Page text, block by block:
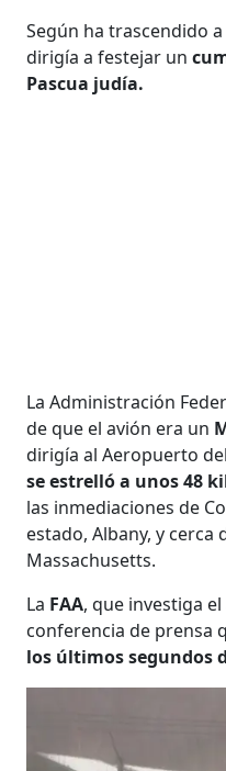
Según ha trascendido
dirigía a festejar un
Pascua judía.
La Administración
de que el avión era un
dirigía al Aeropuerto
se estrelló a unos 48
las inmediaciones de
estado, Albany, y cerca
Massachusetts.
La FAA, que investiga
conferencia de prensa
los últimos segundos